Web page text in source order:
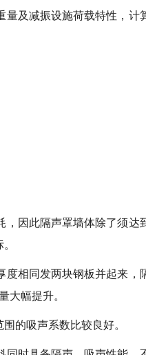
量及减振设施荷载特性，计
因此隔声罩墙体除了须达
度相同发两块钢板并起来，
大幅提升。
的吸声系数比较良好。